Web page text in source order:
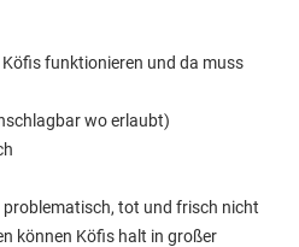
funktionieren und da muss
wo erlaubt)
tot und frisch nicht
können Köfis halt in großer